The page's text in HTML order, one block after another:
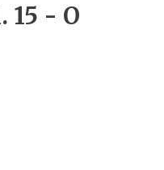
15 - O